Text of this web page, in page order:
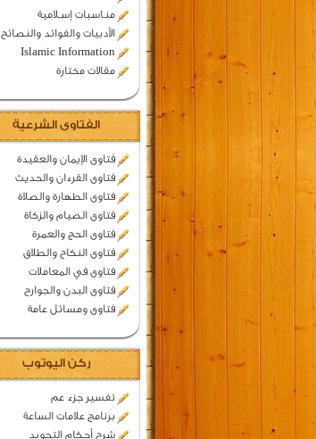
منـاسبات إسـلامية
الأدبيات والفوائد والنصائح
Islamic Information
مقالات مختارة
الفتاوى الشرعية
فتاوى الإيمان والعقيدة
فتاوى القرءان والحديث
فتاوى الطهارة والصلاة
فتاوى الصيام والزكاة
فتاوى الحج والعمرة
فتاوى النكاح والطلاق
فتاوى في المعاملات
فتاوى البدن والجوارح
فتاوى ومسائل عامة
ركن اليوتوب
تفسير جزء عم
برنامج علامات الساعة
شرح أحكام التجويد